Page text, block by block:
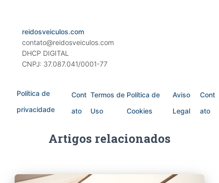
reidosveiculos.com
contato@reidosveiculos.com
DHCP DIGITAL
CNPJ: 37.087.041/0001-77
Política de
privacidade
Cont
ato
Termos de
Uso
Política de
Cookies
Aviso
Legal
Cont
ato
Artigos relacionados